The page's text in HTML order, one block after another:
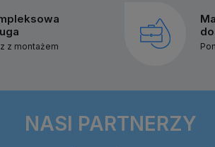
z montażem
NASI PARTNERZY